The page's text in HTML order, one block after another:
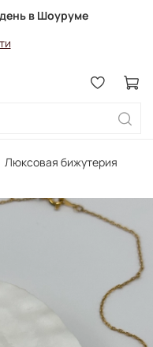
в Шоуруме
Люксовая бижутерия